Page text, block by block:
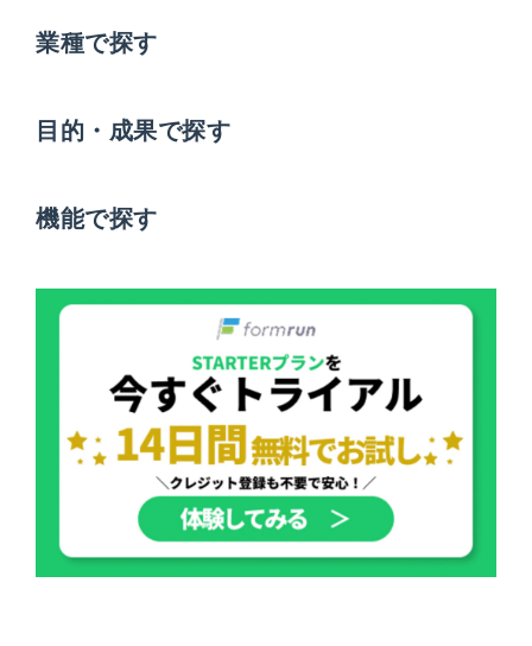
業種で探す
目的・成果で探す
機能で探す